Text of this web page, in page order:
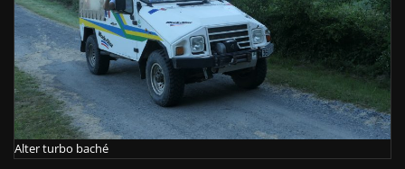
Alter turbo baché